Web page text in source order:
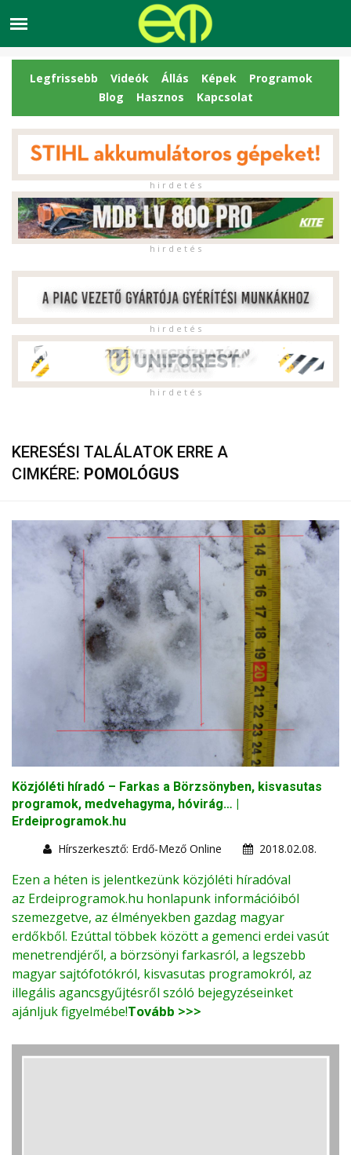
Legfrissebb Videók Állás Képek
Programok
Blog
Hasznos Kapcsolat
h i r d e t é s
h i r d e t é s
h i r d e t é s
h i r d e t é s
KERESÉSI TALÁLATOK ERRE A
CIMKÉRE: POMOLÓGUS
Közjóléti híradó – Farkas a Börzsönyben, kisvasutas
programok, medvehagyma, hóvirág… |
Erdeiprogramok.hu
Hírszerkesztő: Erdő-Mező Online
2018.02.08.
Ezen a héten is jelentkezünk közjóléti híradóval
az Erdeiprogramok.hu honlapunk információiból
szemezgetve, az élményekben gazdag magyar
erdőkből. Ezúttal többek között a gemenci erdei vasút
menetrendjéről, a börzsönyi farkasról, a legszebb
magyar sajtófotókról, kisvasutas programokról, az
illegális agancsgyűjtésről szóló bejegyzéseinket
ajánljuk figyelmébe!Tovább >>>